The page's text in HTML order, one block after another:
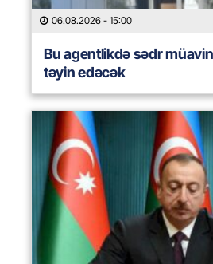
06.08.2026 - 15:00
Bu agentlikdə sədr
təyin edəcək